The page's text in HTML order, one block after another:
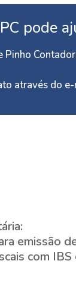
pode
Pinho
através do
emissão
com IBS